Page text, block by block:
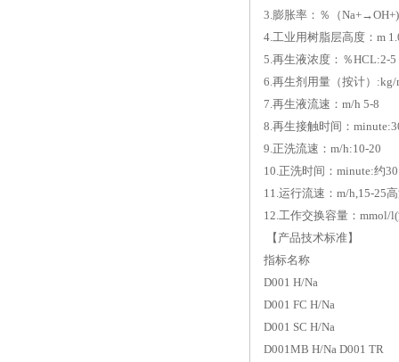
3.膨胀率：％（
4.工业用树脂层高度：m
5.再生液浓度：％HCL:2-5
6.再生剂用量（按计）:kg/
7.再生液流速：m/h 5-8
8.再生接触时间：
9.正洗流速：m/h:10-20
10.正洗时间：minute:约30
11.运行流速：m/h,15-25
12.工作交换容量：mmol/
【产品技术标准】
指标名称
D001 H/Na
D001 FC H/Na
D001 SC H/Na
D001MB H/Na D001 TR